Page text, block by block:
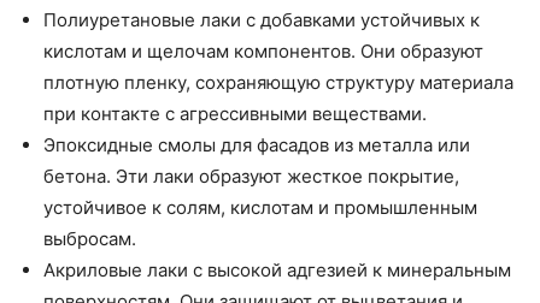
Полиуретановые лаки с добавками устойчивых к
кислотам и щелочам компонентов. Они образуют
плотную пленку, сохраняющую структуру материала
при контакте с агрессивными веществами.
Эпоксидные смолы для фасадов из металла или
бетона. Эти лаки образуют жесткое покрытие,
устойчивое к солям, кислотам и промышленным
выбросам.
Акриловые лаки с высокой адгезией к минеральным